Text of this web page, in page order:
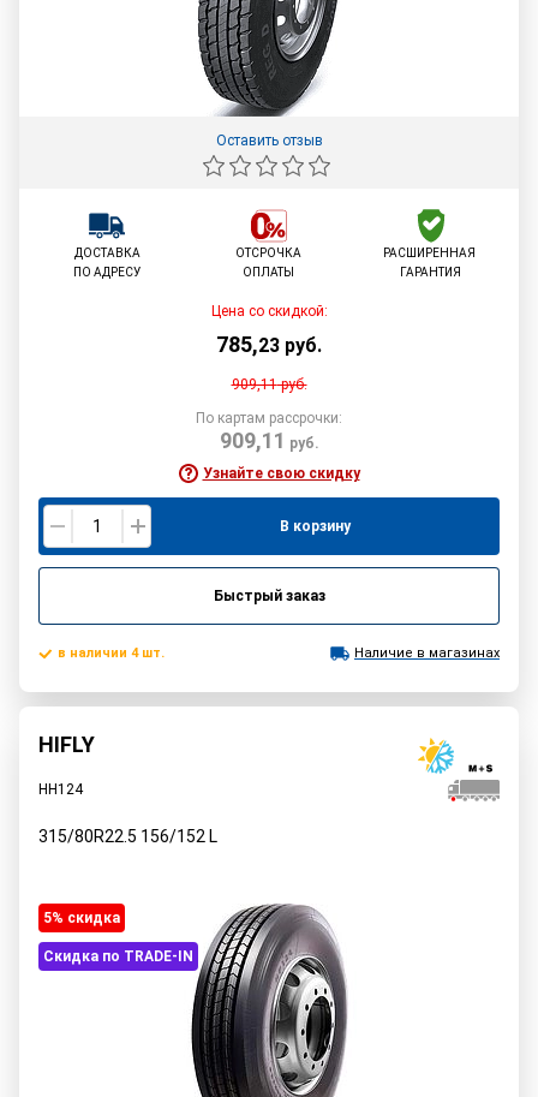
Оставить отзыв
ДОСТАВКА
ПО АДРЕСУ
ОТСРОЧКА
ОПЛАТЫ
РАСШИРЕННАЯ
ГАРАНТИЯ
Цена со скидкой:
785,23 руб.
909,11руб.
По картам рассрочки:
909,11 руб.
Узнайте свою скидку
В корзину
Быстрый заказ
в наличии 4 шт. Наличие в магазинах
HIFLY
HH124
315/80R22.5 156/152 L
5% cкидка
Скидка по TRADE-IN